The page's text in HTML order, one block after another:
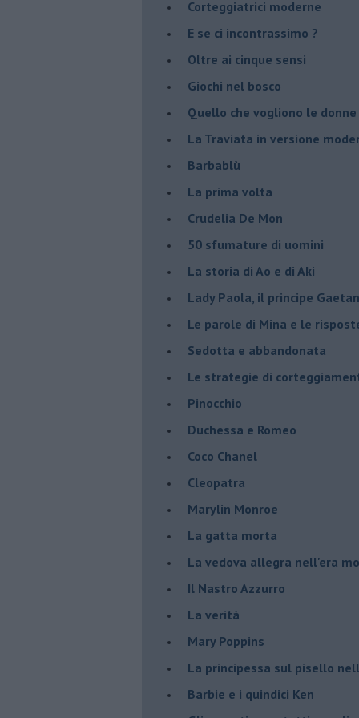
Corteggiatrici moderne
E se ci incontrassimo ?
Oltre ai cinque sensi
Giochi nel bosco
Quello che vogliono le donne
La Traviata in versione
Barbablù
La prima volta
Crudelia De Mon
50 sfumature di uomini
La storia di Ao e di Aki
Lady Paola, il principe
Le parole di Mina e le
Sedotta e abbandonata
Le strategie di
Pinocchio
Duchessa e Romeo
Coco Chanel
Cleopatra
Marylin Monroe
La gatta morta
La vedova allegra nell'era
​Il Nastro Azzurro
La verità
Mary Poppins
La principessa sul pisello
Barbie e i quindici Ken